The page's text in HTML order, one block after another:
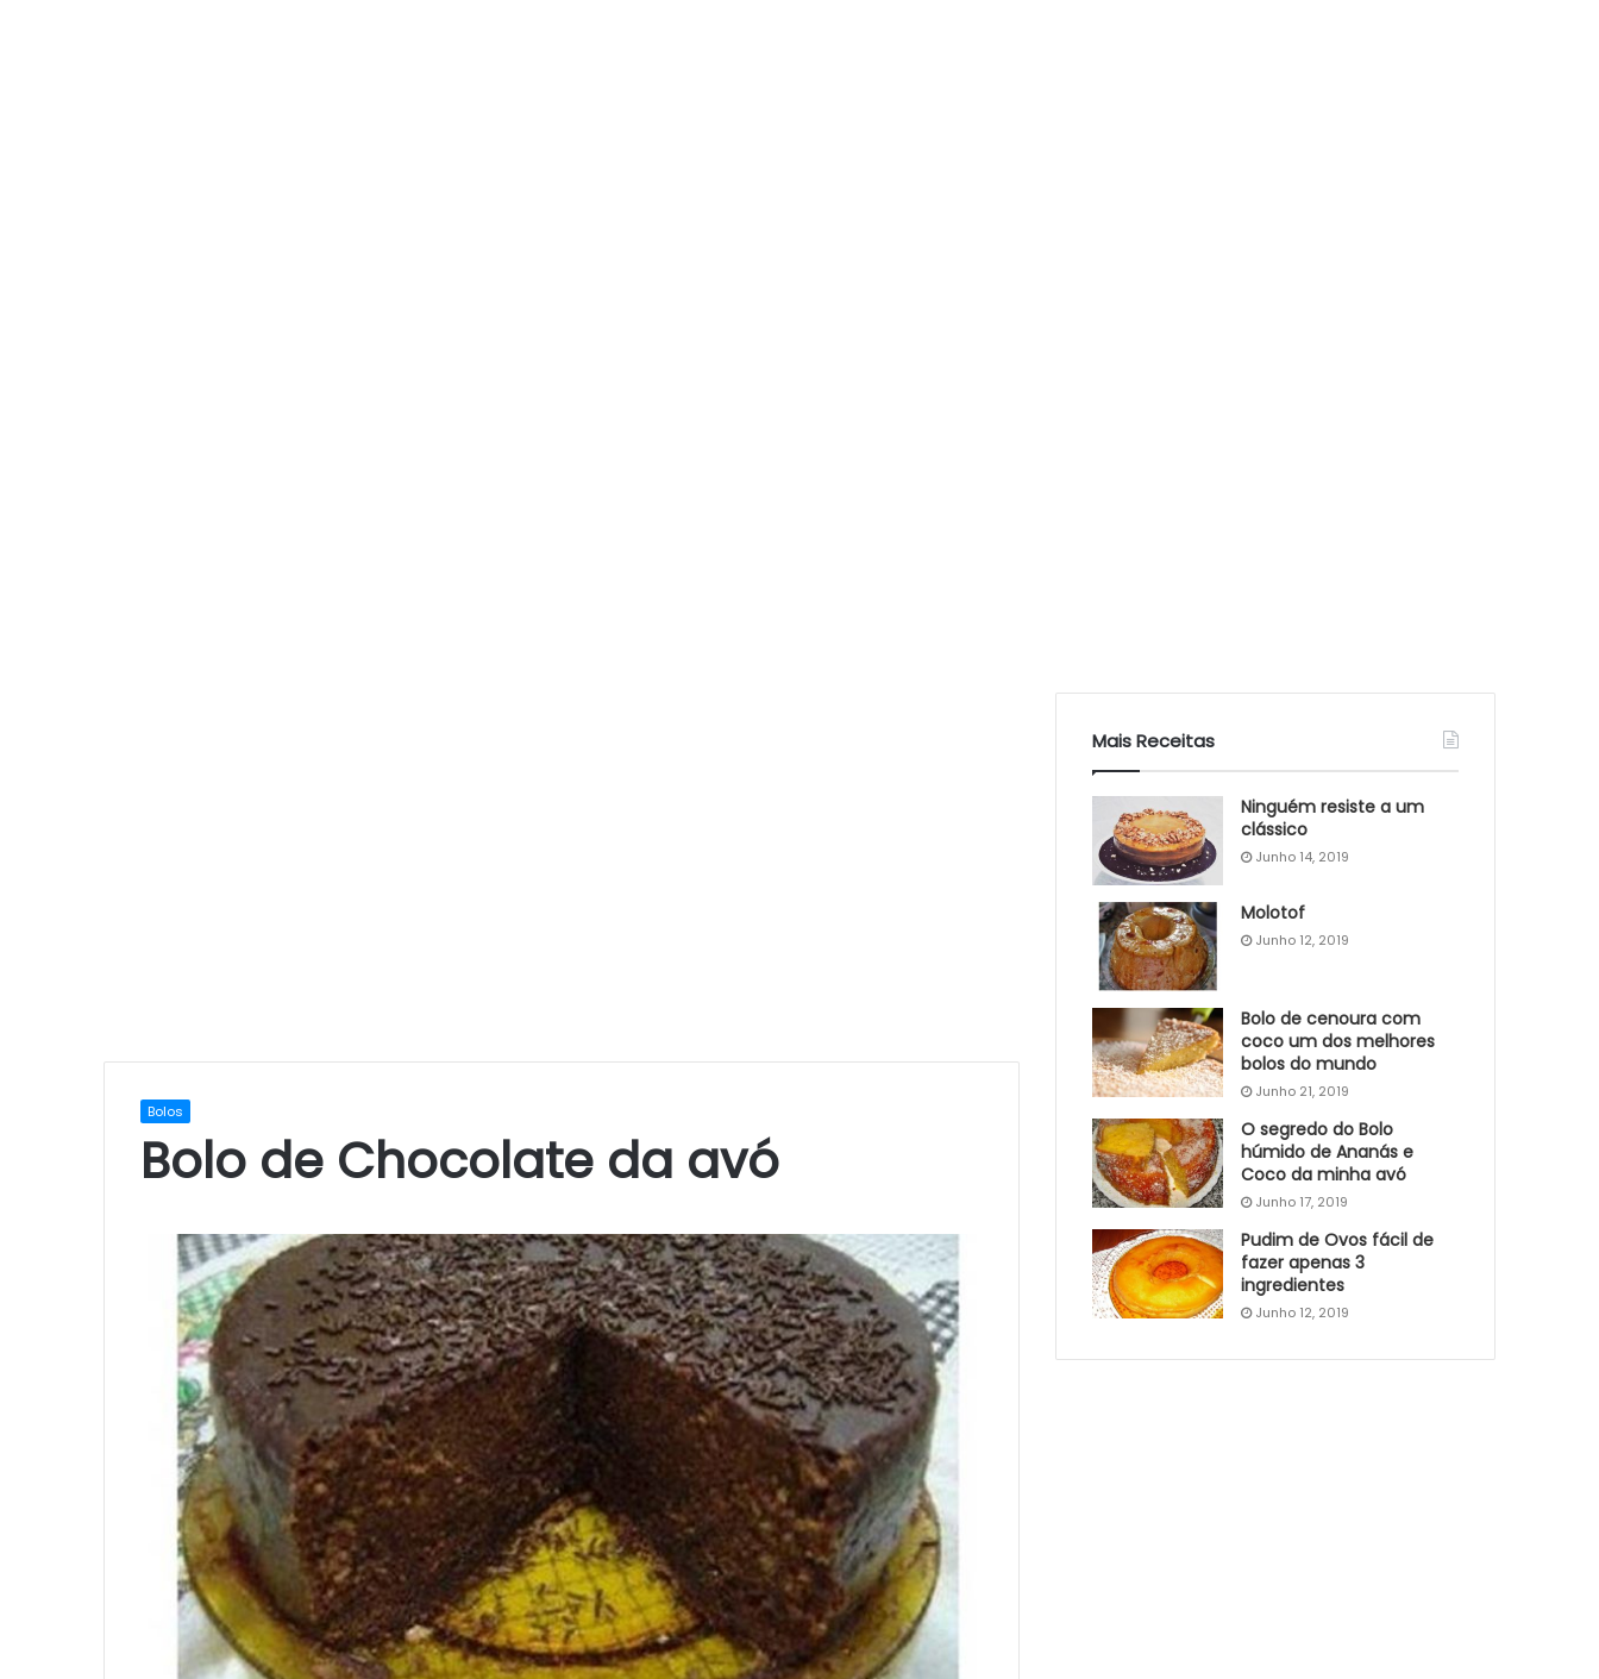
Bolos
Bolo de Chocolate da avó
Mais Receitas
Ninguém resiste a um
clássico
Junho 14, 2019
Molotof
Junho 12, 2019
Bolo de cenoura com
coco um dos melhores
bolos do mundo
Junho 21, 2019
O segredo do Bolo
húmido de Ananás e
Coco da minha avó
Junho 17, 2019
Pudim de Ovos fácil de
fazer apenas 3
ingredientes
Junho 12, 2019